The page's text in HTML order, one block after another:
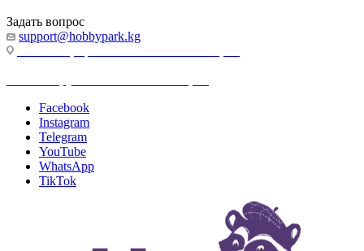
Задать вопрос
support@hobbypark.kg
Facebook
Instagram
Telegram
YouTube
WhatsApp
TikTok